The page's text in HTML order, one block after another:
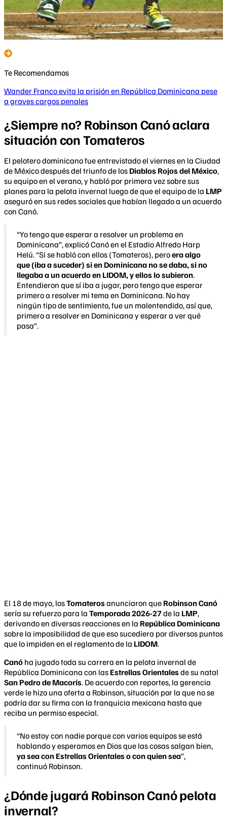
Te Recomendamos
Wander Franco evita la prisión en República Dominicana pese
a graves cargos penales
¿Siempre no? Robinson Canó aclara
situación con Tomateros
El pelotero dominicano fue entrevistado el viernes en la Ciudad
de México después del triunfo de los Diablos Rojos del México,
su equipo en el verano, y habló por primera vez sobre sus
planes para la pelota invernal luego de que el equipo de la LMP
aseguró en sus redes sociales que habían llegado a un acuerdo
con Canó.
“Yo tengo que esperar a resolver un problema en
Dominicana”, explicó Canó en el Estadio Alfredo Harp
Helú. “Sí se habló con ellos (Tomateros), peroera algo
que (iba a suceder) si en Dominicana no se daba, si no
llegaba a un acuerdo en LIDOM, y ellos lo subieron.
Entendieron que sí iba a jugar, pero tengo que esperar
primero a resolver mi tema en Dominicana. No hay
ningún tipo de sentimiento, fue un malentendido, así que,
primero a resolver en Dominicana y esperar a ver qué
pasa”.
El 18 de mayo, losTomaterosanunciaron que Robinson Canó
sería su refuerzo para la Temporada 2026-27de la LMP,
derivando en diversas reacciones en la República Dominicana
sobre la imposibilidad de que eso sucediera por diversos puntos
que lo impiden en el reglamento de la LIDOM.
Canó ha jugado toda su carrera en la pelota invernal de
República Dominicana con las Estrellas Orientalesde su natal
San Pedro de Macorís. De acuerdo con reportes, la gerencia
verde le hizo una oferta a Robinson, situación por la que no se
podría dar su firma con la franquicia mexicana hasta que
reciba un permiso especial.
“No estoy con nadie porque con varios equipos se está
hablando y esperamos en Dios que las cosas salgan bien,
ya sea con Estrellas Orientales o con quien sea”,
continuó Robinson.
¿Dónde jugará Robinson Canó pelota
invernal?